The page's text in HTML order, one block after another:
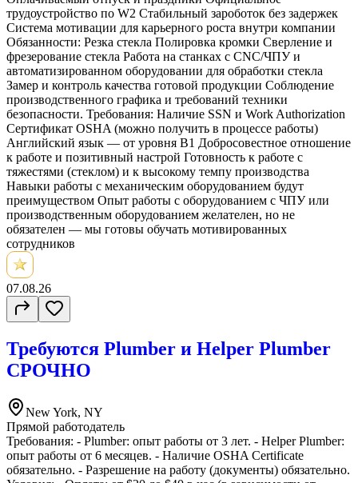
трудоустройство по W2 Стабильный зароботок без задержек
Система мотивации для карьерного роста внутри компании
Обязанности: Резка стекла Полировка кромки ⁠Сверление и
фрезерование стекла Работа на станках с CNC/ЧПУ и
автоматизированном оборудовании для обработки стекла
Замер и контроль качества готовой продукции Соблюдение
производственного графика и требований техники
безопасности. Требования: Наличие SSN и Work Authorization
Сертификат OSHA (можно получить в процессе работы)
Английский язык — от уровня B1 Добросовестное отношение
к работе и позитивный настрой ⁠Готовность к работе с
тяжестями (стеклом) и к высокому темпу производства
⁠Навыки работы с механическим оборудованием будут
преимуществом Опыт работы с оборудованием с ЧПУ или
производственным оборудованием желателен, но не
обязателен — мы готовы обучать мотивированных
сотрудников
07.08.26
Требуются Plumber и Helper Plumber
СРОЧНО
New York, NY
Прямой работодатель
Требования: - Plumber: опыт работы от 3 лет. - Helper Plumber:
опыт работы от 6 месяцев. - Наличие OSHA Certificate
обязательно. - Разрешение на работу (документы) обязательно.